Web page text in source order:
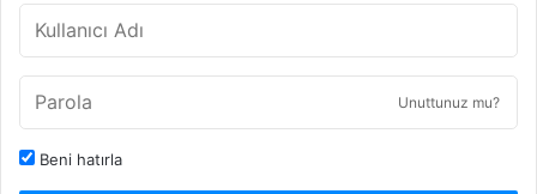
Unuttunuz mu?
Beni hatırla